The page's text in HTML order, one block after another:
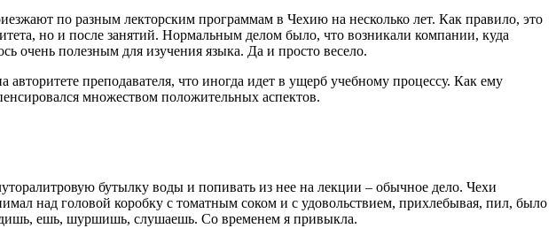
по разным лекторским программам в Чехию на несколько лет. Как правило, это
но и после занятий. Нормальным делом было, что возникали компании, куда
очень полезным для изучения языка. Да и просто весело.
преподавателя, что иногда идет в ущерб учебному процессу. Как ему
множеством положительных аспектов.
бутылку воды и попивать из нее на лекции – обычное дело. Чехи
над головой коробку с томатным соком и с удовольствием, прихлебывая, пил, было
ешь, шуршишь, слушаешь. Со временем я привыкла.